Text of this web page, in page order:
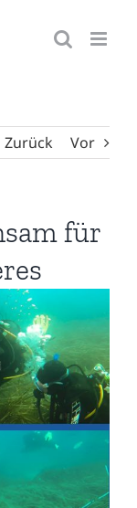
Zurück Vor
für